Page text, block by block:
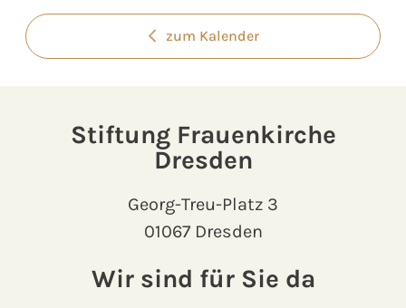
zum Kalender
Stiftung Frauenkirche
Dresden
Georg-Treu-Platz 3
01067 Dresden
Wir sind für Sie da